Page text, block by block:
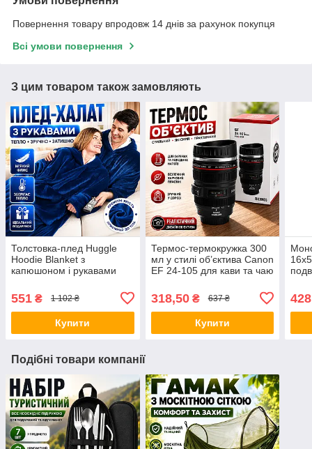
Повернення товару впродовж 14 днів за рахунок покупця
Всі умови повернення
З цим товаром також замовляють
Толстовка-плед Huggle
Hoodie Blanket з
капюшоном і рукавами
оверсайз домашній халат-
плед для дому
551 ₴ 1 102 ₴
Купити
Термос-термокружка 300
мл у стилі об’єктива Canon
EF 24-105 для кави та чаю
сталі компактна
термочашка Opt
318,50₴ 637 ₴
Купити
Подібні товари компанії